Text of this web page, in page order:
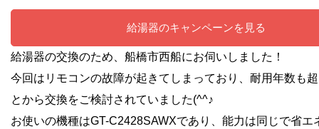
給湯器のキャンペーンを見る
給湯器の交換のため、船橋市西船にお伺いしました！
今回はリモコンの故障が起きてしまっており、耐用年数も
とから交換をご検討されていました(^^♪
お使いの機種はGT-C2428SAWXであり、能力は同じで省エ